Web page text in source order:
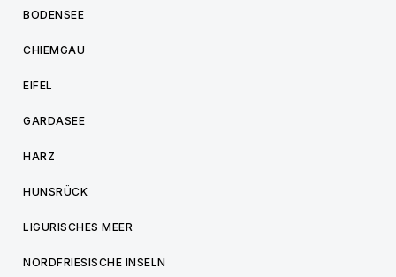
BODENSEE
CHIEMGAU
EIFEL
GARDASEE
HARZ
HUNSRÜCK
LIGURISCHES MEER
NORDFRIESISCHE INSELN